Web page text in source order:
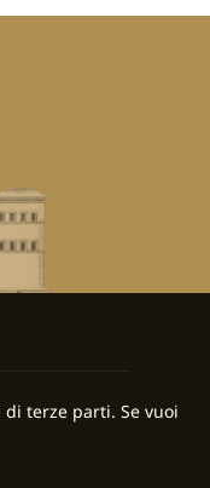
terze parti. Se vuoi